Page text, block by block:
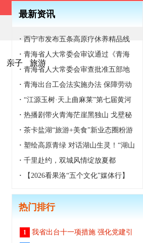
亲子
旅游
最新资讯
· 西宁市发布五条高原疗休养精品线
路
· 青海省人大常委会审议通过《青海
省湿地保护条例》
· 青海省人大常委会审查批准五部地
方性法规
· 青海出台工会法实施办法 保障劳动
者合法权益
· “江源玉树·天上曲麻莱”第七届黄河
源生态文化旅游系列活动开幕
· 热播剧带火青海茫崖黑独山 戈壁秘
境走出影视文旅融合新路
· 茶卡盐湖“旅游+美食”新业态圈粉游
客
· 塑绘高原青绿 对话湖山生灵！“湖山
对话” 雕塑展在西宁青海美术馆开幕
· 千里赴约，双城风情绽放夏都
· 【2026看果洛“五个文化”媒体行】
域格萨尔文化旅游节迎宾晚会
热门排行
1
我省出台十一项措施 强化党建引